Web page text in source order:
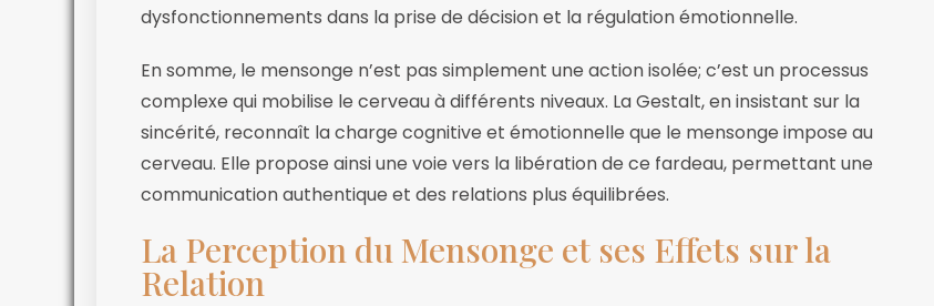
dysfonctionnements dans la prise de décision et la régulation émotionnelle.
En somme, le mensonge n’est pas simplement une action isolée; c’est un processus
complexe qui mobilise le cerveau à différents niveaux. La Gestalt, en insistant sur la
sincérité, reconnaît la charge cognitive et émotionnelle que le mensonge impose au
cerveau. Elle propose ainsi une voie vers la libération de ce fardeau, permettant une
communication authentique et des relations plus équilibrées.
La Perception du Mensonge et ses Effets sur la
Relation